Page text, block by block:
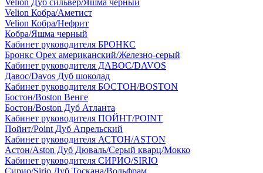
Velion Дуб сильвер/Яшма черный
Velion Кобра/Аметист
Velion Кобра/Нефрит
Кобра/Яшма черный
Кабинет руководителя БРОНКС
Бронкс Орех американский/Железно-серый
Кабинет руководителя ДАВОС/DAVOS
Давос/Davos Дуб шоколад
Кабинет руководителя БОСТОН/BOSTON
Бостон/Boston Венге
Бостон/Boston Дуб Атланта
Кабинет руководителя ПОЙНТ/POINT
Пойнт/Point Дуб Апрельский
Кабинет руководителя АСТОН/ASTON
Астон/Aston Дуб Дюваль/Серый кварц/Мокко
Кабинет руководителя СИРИО/SIRIO
Сирио/Sirio Дуб Тоскана/Вольфрам